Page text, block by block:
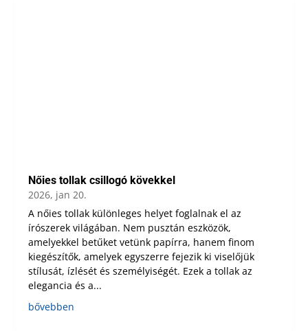
Nőies tollak csillogó kövekkel
2026, jan 20.
A nőies tollak különleges helyet foglalnak el az
írószerek világában. Nem pusztán eszközök,
amelyekkel betűket vetünk papírra, hanem finom
kiegészítők, amelyek egyszerre fejezik ki viselőjük
stílusát, ízlését és személyiségét. Ezek a tollak az
elegancia és a...
bővebben